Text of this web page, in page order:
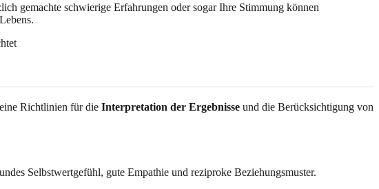
gemachte schwierige Erfahrungen oder sogar Ihre Stimmung können
Richtlinien für die Interpretation der Ergebnisse und die Berücksichtigung von
Selbstwertgefühl, gute Empathie und reziproke Beziehungsmuster.